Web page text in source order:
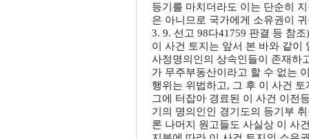
등기를 마치더라도 이는 단순히
은 아니므로 국가에게 소유권이
3. 9. 선고 98다41759 판결 등 참조
이 사건 토지는 앞서 본 바와 같이
사정명의인의 상속인들이 존재하
가 무주부동산이라고 할 수 없는
행위는 위법하고, 그 후 이 사건
그에 터잡아 경료된 이 사건 이전
기의 명의인인 경기도의 등기부
론 나머지 원고들도 사실상 이 사